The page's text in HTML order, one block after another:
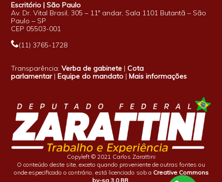
Escritório | São Paulo
Av. Dr. Vital Brasil, 305 – 11º andar, Sala 1101 Butantã – São
Paulo – SP
CEP 05503-001
(11) 3765-1728
Transparência:Verba de gabinete |Cota
parlamentar|Equipe do mandato |Mais informações
Copyleft © 2021 Carlos Zarattini
O conteúdo deste site, exceto quando proveniente de outras fontes ou
onde especificado o contrário, está licenciado sob a Creative Commons
by-sa 3.0 BR